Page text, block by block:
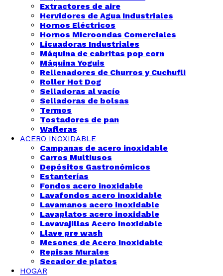
Extractores de aire
Hervidores de Agua Industriales
Hornos Eléctricos
Hornos Microondas Comerciales
Licuadoras Industriales
Máquina de cabritas pop corn
Máquina Yoguis
Rellenadores de Churros y Cuchufli
Roller Hot Dog
Selladoras al vacío
Selladoras de bolsas
Termos
Tostadores de pan
Wafleras
ACERO INOXIDABLE
Campanas de acero inoxidable
Carros Multiusos
Depósitos Gastronómicos
Estanterías
Fondos acero inoxidable
Lavafondos acero inoxidable
Lavamanos acero inoxidable
Lavaplatos acero inoxidable
Lavavajillas Acero Inoxidable
Llave pre wash
Mesones de Acero Inoxidable
Repisas Murales
Secador de platos
HOGAR